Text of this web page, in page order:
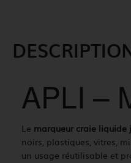
APLI –
Le marqueur craie liquide
noirs, plastiques, vitres,
un usage réutilisable et